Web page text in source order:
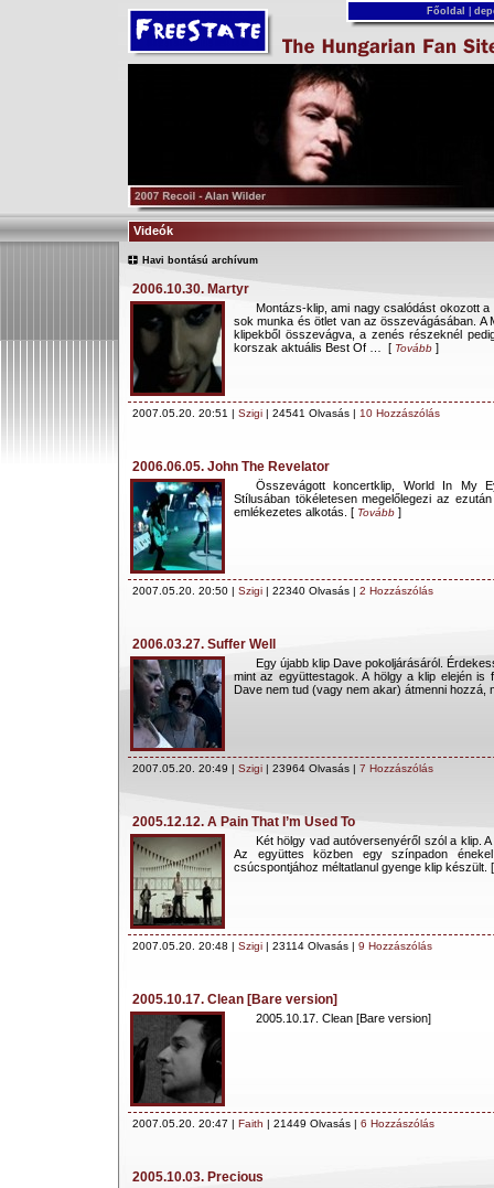
Főoldal
Videók
Havi bontású archívum
2006.10.30. Martyr
Montázs-klip, ami nagy csalódást okozott
sok munka és ötlet van az összevágásában. A
klipekből összevágva, a zenés részeknél
korszak aktuális Best Of … [ Tovább ]
2007.05.20. 20:51 | Szigi | 24541 Olvasás | 10 Hozzászólás
2006.06.05. John The Revelator
Összevágott koncertklip, World In My
Stílusában tökéletesen megelőlegezi az
emlékezetes alkotás. [ Tovább ]
2007.05.20. 20:50 | Szigi | 22340 Olvasás | 2 Hozzászólás
2006.03.27. Suffer Well
Egy újabb klip Dave pokoljárásáról.
mint az együttestagok. A hölgy a klip elején is
Dave nem tud (vagy nem akar) átmenni
2007.05.20. 20:49 | Szigi | 23964 Olvasás | 7 Hozzászólás
2005.12.12. A Pain That I’m Used To
Két hölgy vad autóversenyéről szól a klip.
Az együttes közben egy színpadon
csúcspontjához méltatlanul gyenge klip készült. [
2007.05.20. 20:48 | Szigi | 23114 Olvasás | 9 Hozzászólás
2005.10.17. Clean [Bare version]
2005.10.17. Clean [Bare version]
2007.05.20. 20:47 | Faith | 21449 Olvasás | 6 Hozzászólás
2005.10.03. Precious